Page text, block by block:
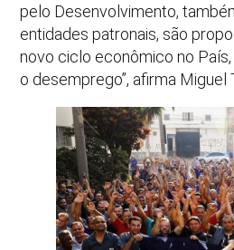
pelo Desenvolvimento,
entidades patronais, são
novo ciclo econômico no
o desemprego”, afirma Miguel